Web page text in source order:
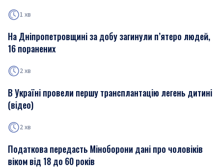
1 хв
На Дніпропетровщині за добу загинули п’ятеро людей,
16 поранених
2 хв
В Україні провели першу трансплантацію легень дитині
(відео)
2 хв
Податкова передасть Міноборони дані про чоловіків
віком від 18 до 60 років